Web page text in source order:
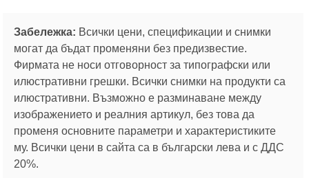
Забележка: Всички цени, спецификации и снимки
могат да бъдат променяни без предизвестие.
Фирмата не носи отговорност за типографски или
илюстративни грешки. Всички снимки на продукти са
илюстративни. Възможно е разминаване между
изображението и реалния артикул, без това да
променя основните параметри и характеристиките
му. Всички цени в сайта са в български лева и с ДДС
20%.